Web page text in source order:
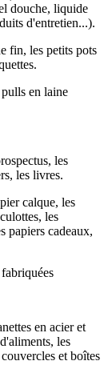
douche, liquide
d'entretien...).
fin, les petits pots
en laine
les
les livres.
calque, les
les
papiers cadeaux,
en acier et
les
et boîtes